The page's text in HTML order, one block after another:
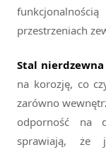
przestrzeniach
Stal nierdzewna
na korozję, co
zarówno
odporność na
sprawiają, że